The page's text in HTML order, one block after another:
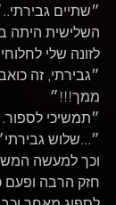
״שתיים
השלישית היתה
לזונה שלי
״גבירתי, זה
ממך!!!״
״תמשיכי
״...שלוש
וכך למעשה
חזק הרבה ופעם